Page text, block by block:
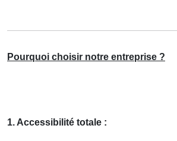
Pourquoi choisir notre entreprise ?
1. Accessibilité totale :